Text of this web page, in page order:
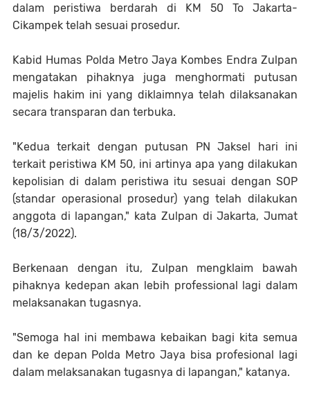
dalam peristiwa berdarah di KM 50 To Jakarta-
Cikampek telah sesuai prosedur.
Kabid Humas Polda Metro Jaya Kombes Endra Zulpan
mengatakan pihaknya juga menghormati putusan
majelis hakim ini yang diklaimnya telah dilaksanakan
secara transparan dan terbuka.
"Kedua terkait dengan putusan PN Jaksel hari ini
terkait peristiwa KM 50, ini artinya apa yang dilakukan
kepolisian di dalam peristiwa itu sesuai dengan SOP
(standar operasional prosedur) yang telah dilakukan
anggota di lapangan," kata Zulpan di Jakarta, Jumat
(18/3/2022).
Berkenaan dengan itu, Zulpan mengklaim bawah
pihaknya kedepan akan lebih professional lagi dalam
melaksanakan tugasnya.
"Semoga hal ini membawa kebaikan bagi kita semua
dan ke depan Polda Metro Jaya bisa profesional lagi
dalam melaksanakan tugasnya di lapangan," katanya.